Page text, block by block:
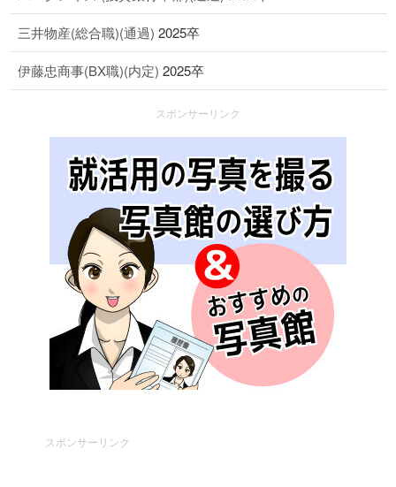
三井物産(総合職)(通過) 2025卒
伊藤忠商事(BX職)(内定) 2025卒
スポンサーリンク
スポンサーリンク